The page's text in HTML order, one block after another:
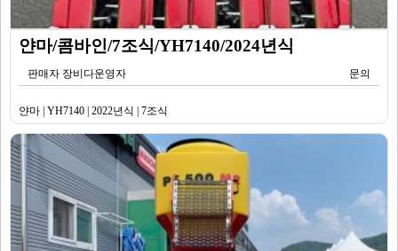
얀마/콤바인/7조식/YH7140/2024년식
판매자 장비다운영자 문의
얀마 | YH7140 | 2022년식 | 7조식